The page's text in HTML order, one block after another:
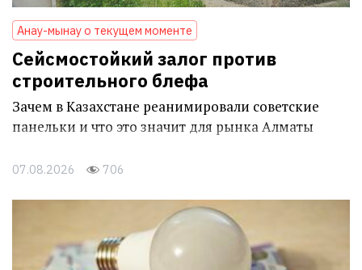
Анау-мынау о текущем моменте
Сейсмостойкий залог против
строительного блефа
Зачем в Казахстане реанимировали советские
панельки и что это значит для рынка Алматы
07.08.2026 706